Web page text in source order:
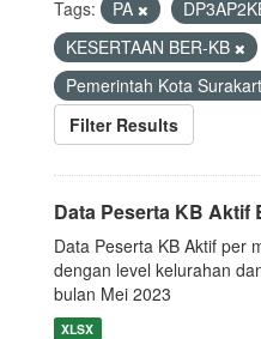
Tags: PA
KESERTAAN BER-KB
Pemerintah Kota
Filter Results
Data Peserta KB Aktif
Data Peserta KB Aktif per
dengan level kelurahan
bulan Mei 2023
XLSX